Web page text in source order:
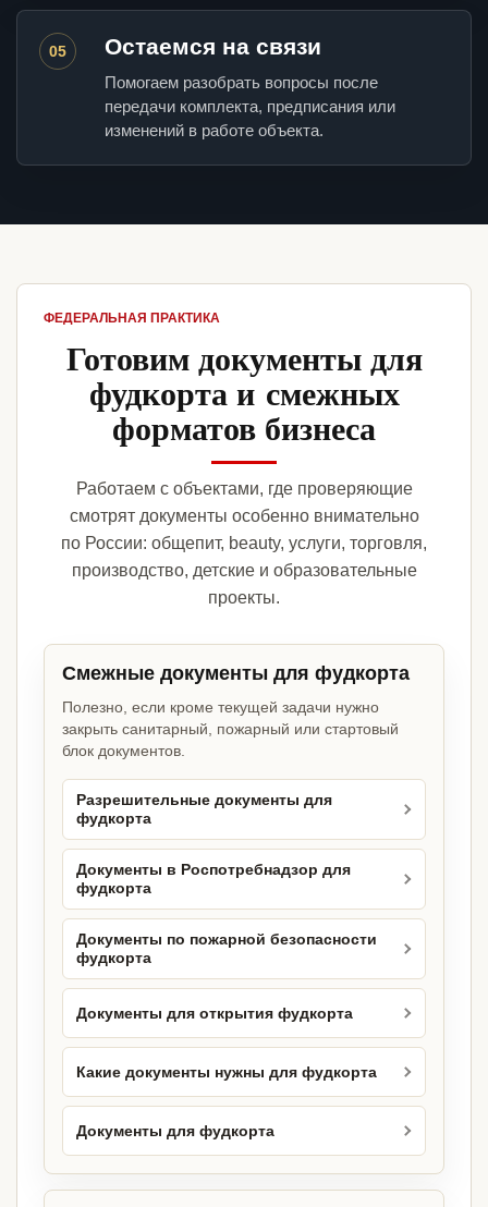
05 Остаемся на связи
Помогаем разобрать вопросы после
передачи комплекта, предписания или
изменений в работе объекта.
ФЕДЕРАЛЬНАЯ ПРАКТИКА
Готовим документы для
фудкорта и смежных
форматов бизнеса
Работаем с объектами, где проверяющие
смотрят документы особенно внимательно
по России: общепит, beauty, услуги, торговля,
производство, детские и образовательные
проекты.
Смежные документы для фудкорта
Полезно, если кроме текущей задачи нужно
закрыть санитарный, пожарный или стартовый
блок документов.
Разрешительные документы для
фудкорта
Документы в Роспотребнадзор для
фудкорта
Документы по пожарной безопасности
фудкорта
Документы для открытия фудкорта
Какие документы нужны для фудкорта
Документы для фудкорта